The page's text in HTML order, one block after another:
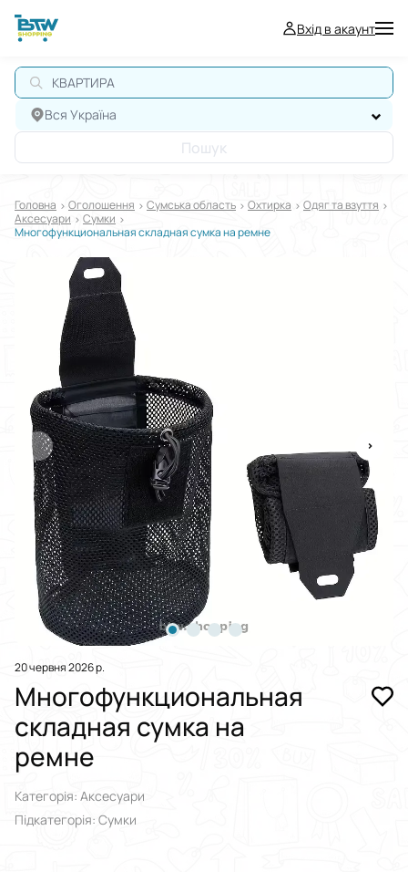
Вхід в акаунт
Вся Україна
Пошук
Головна Оголошення Сумська область Охтирка
Одяг та взуття
Аксесуари
Сумки
Многофункциональная складная сумка на ремне
20 червня 2026 р.
Многофункциональная
складная сумка на
ремне
Категорія: Аксесуари
Підкатегорія: Сумки